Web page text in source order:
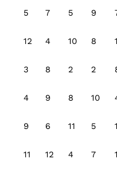
5 7 5 9
12 4 10 8
3 8 2 2
4 9 8 10
9 6 11 5
11 12 4 7